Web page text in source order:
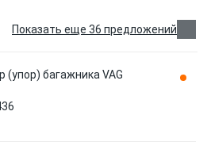
Показать еще 36 предложений
(упор) багажника VAG